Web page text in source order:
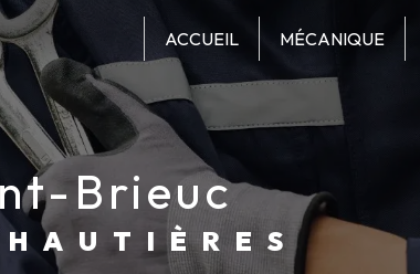
ACCUEIL MÉCANIQUE
Brieuc
HAUTIÈRES